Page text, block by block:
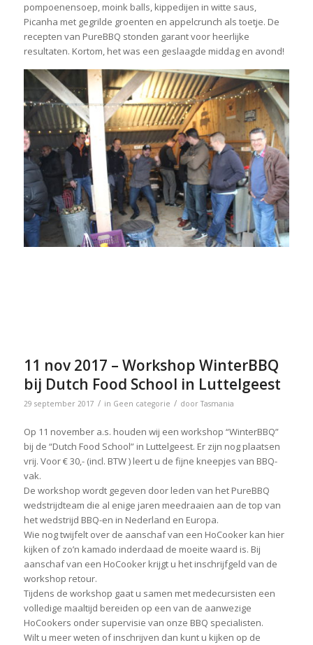
pompoenensoep, moink balls, kippedijen in witte saus,
Picanha met gegrilde groenten en appelcrunch als toetje. De
recepten van PureBBQ stonden garant voor heerlijke
resultaten. Kortom, het was een geslaagde middag en avond!
11 nov 2017 – Workshop WinterBBQ
bij Dutch Food School in Luttelgeest
29 september 2017 / in Geen categorie / doorTasmania
Op 11 november a.s. houden wij een workshop “WinterBBQ”
bij de “Dutch Food School” in Luttelgeest. Er zijn nog plaatsen
vrij. Voor € 30,- (incl. BTW ) leert u de fijne kneepjes van BBQ-
vak.
De workshop wordt gegeven door leden van het PureBBQ
wedstrijdteam die al enige jaren meedraaien aan de top van
het wedstrijd BBQ-en in Nederland en Europa.
Wie nog twijfelt over de aanschaf van een HoCooker kan hier
kijken of zo’n kamado inderdaad de moeite waard is. Bij
aanschaf van een HoCooker krijgt u het inschrijfgeld van de
workshop retour.
Tijdens de workshop gaat u samen met medecursisten een
volledige maaltijd bereiden op een van de aanwezige
HoCookers onder supervisie van onze BBQ specialisten.
Wilt u meer weten of inschrijven dan kunt u kijken op de